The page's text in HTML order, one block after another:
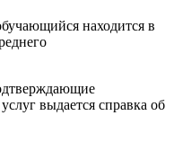
находится в
выдается справка об